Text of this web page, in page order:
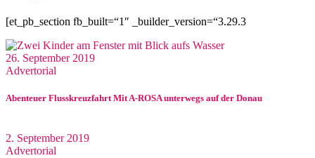
[et_pb_section fb_built=“1″ _builder_version=“3.29.3
26. September 2019
Advertorial
Abenteuer Flusskreuzfahrt Mit A-ROSA unterwegs auf der Donau
2. September 2019
Advertorial